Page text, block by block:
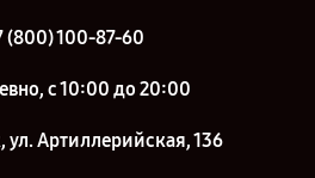
(800) 100-87-60
с 10:00 до 20:00
ул. Артиллерийская, 136